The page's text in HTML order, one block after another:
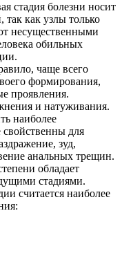
стадия болезни носит
как узлы только
несущественными
обильных
чаще всего
формирования,
проявления.
и натуживания.
наиболее
для
зуд,
анальных трещин.
обладает
стадиями.
считается наиболее